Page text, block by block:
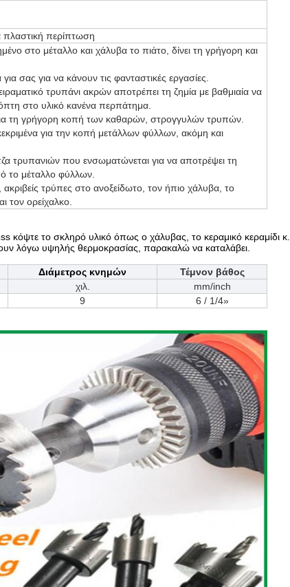
πλαστική περίπτωση
στο μέταλλο και χάλυβα το πιάτο, δίνει τη γρήγορη και
για σας για να κάνουν τις φανταστικές εργασίες.
τρυπάνι ακρών αποτρέπει τη ζημία με βαθμιαία να
στο υλικό κανένα περπάτημα.
τη γρήγορη κοπή των καθαρών, στρογγυλών τρυπών.
για την κοπή μετάλλων φύλλων, ακόμη και
τρυπανιών που ενσωματώνεται για να αποτρέψει τη
το μέταλλο φύλλων.
ακριβείς τρύπες στο ανοξείδωτο, τον ήπιο χάλυβα, το
τον ορείχαλκο.
κόψτε το σκληρό υλικό όπως ο χάλυβας, το κεραμικό
λόγω υψηλής θερμοκρασίας, παρακαλώ να καταλάβει.
Διάμετρος κνημών
Τέμνον βάθος
χιλ.
mm/inch
9 6 / 1/4»